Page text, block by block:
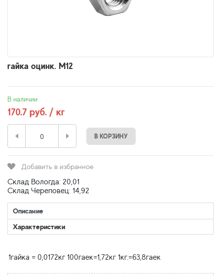
гайка оцинк. М12
В наличии
170.7 руб. / кг
В КОРЗИНУ
Добавить в избранное
Склад Вологда: 20,01
Склад Череповец: 14,92
Описание
Характеристики